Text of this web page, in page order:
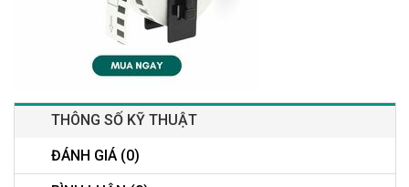
THÔNG SỐ KỸ THUẬT
ĐÁNH GIÁ (0)